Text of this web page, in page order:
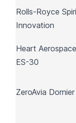
Rolls-Royce
Innovation
Heart Aerospace
ES-30
ZeroAvia